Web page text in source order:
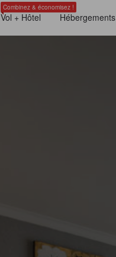
Combinez & économisez !
Vol + Hôtel Hébergements